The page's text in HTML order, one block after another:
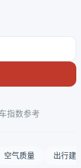
指数参考
空气质量 出行建